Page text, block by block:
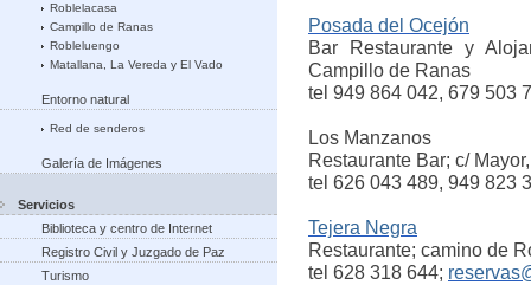
Roblelacasa
Campillo de Ranas
Robleluengo
Matallana, La Vereda y El Vado
Entorno natural
Red de senderos
Galería de Imágenes
Servicios
Biblioteca y centro de Internet
Registro Civil y Juzgado de Paz
Turismo
Posada del Ocejón
Bar
Restaurante y
Campillo de Ranas
tel 949 864 042, 679 503
Los Manzanos
Restaurante Bar; c/
tel 626 043 489, 949 823
Tejera Negra
Restaurante; camino de
tel 628 318 644;